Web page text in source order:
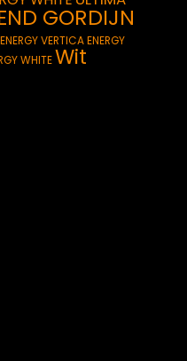
GORDIJN
VERTICA ENERGY
WHITEWit